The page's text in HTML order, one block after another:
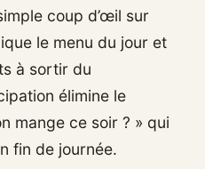
coup d’œil sur
le menu du jour et
à sortir du
élimine le
mange ce soir ? » qui
fin de journée.